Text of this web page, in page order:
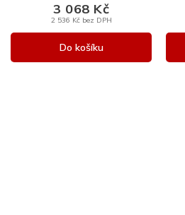
2 536 Kč bez DPH
3 068 Kč
Do košíku